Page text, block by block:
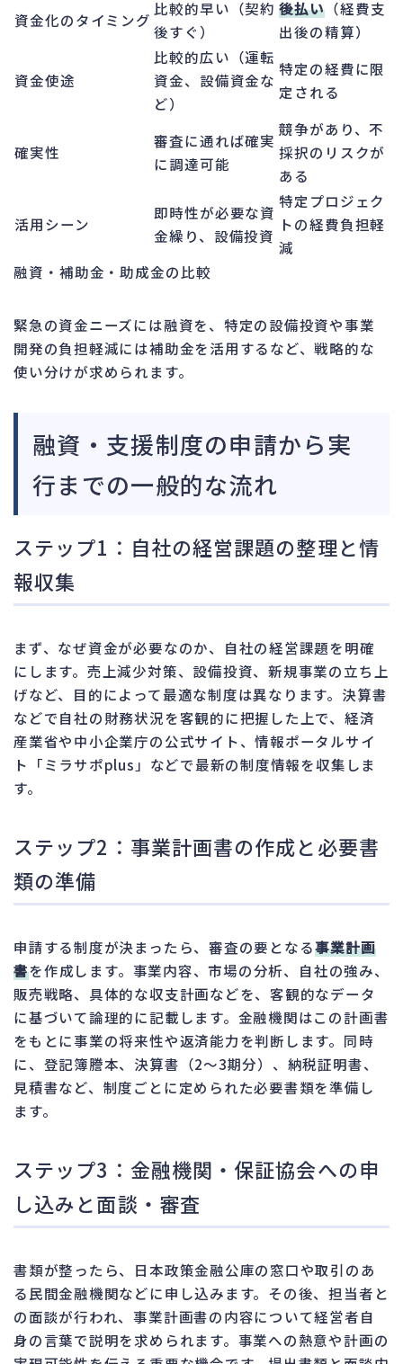
資金化のタイミング
比較的早い（契約
後すぐ）
後払い （経費支
出後の精算）
資金使途
比較的広い（運転
資金、設備資金な
ど）
特定の経費に限
定される
確実性
審査に通れば確実
に調達可能
競争があり、不
採択のリスクが
ある
活用シーン
即時性が必要な資
金繰り、設備投資
特定プロジェク
トの経費負担軽
減
融資・補助金・助成金の比較
緊急の資金ニーズには融資を、特定の設備投資や事業
開発の負担軽減には補助金を活用するなど、戦略的な
使い分けが求められます。
融資・支援制度の申請から実
行までの一般的な流れ
ステップ1：自社の経営課題の整理と情
報収集
まず、なぜ資金が必要なのか、自社の経営課題を明確
にします。売上減少対策、設備投資、新規事業の立ち上
げなど、目的によって最適な制度は異なります。決算書
などで自社の財務状況を客観的に把握した上で、経済
産業省や中小企業庁の公式サイト、情報ポータルサイ
ト「ミラサポplus」などで最新の制度情報を収集しま
す。
ステップ2：事業計画書の作成と必要書
類の準備
申請する制度が決まったら、審査の要となる事業計画
書を作成します。事業内容、市場の分析、自社の強み、
販売戦略、具体的な収支計画などを、客観的なデータ
に基づいて論理的に記載します。金融機関はこの計画書
をもとに事業の将来性や返済能力を判断します。同時
に、登記簿謄本、決算書（2〜3期分）、納税証明書、
見積書など、制度ごとに定められた必要書類を準備し
ます。
ステップ3：金融機関・保証協会への申
し込みと面談・審査
書類が整ったら、日本政策金融公庫の窓口や取引のあ
る民間金融機関などに申し込みます。その後、担当者と
の面談が行われ、事業計画書の内容について経営者自
身の言葉で説明を求められます。事業への熱意や計画の